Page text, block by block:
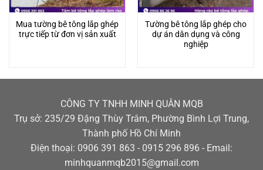
Mua tường bê tông lắp ghép
trực tiếp từ đơn vị sản xuất
Tường bê tông lắp ghép cho
dự án dân dụng và công
nghiệp
CÔNG TY TNHH MINH QUÂN MQB
Trụ sở: 235/29 Đặng Thùy Trâm, Phường Bình Lợi Trung,
Thành phố Hồ Chí Minh
Điện thoại: 0906 391 863 - 0915 296 896 - Email:
minhquanmqb2015@gmail.com